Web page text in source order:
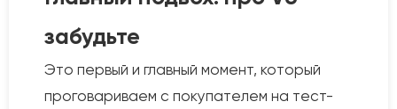
забудьте
Это первый и главный момент, который
проговариваем с покупателем на тест-